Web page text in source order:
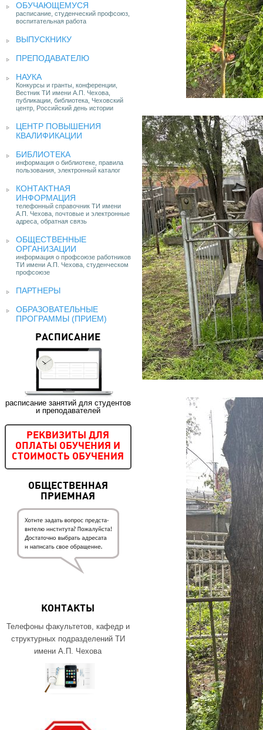
ОБУЧАЮЩЕМУСЯ
расписание, студенческий профсоюз,
воспитательная работа
ВЫПУСКНИКУ
ПРЕПОДАВАТЕЛЮ
НАУКА
Конкурсы и гранты, конференции,
Вестник ТИ имени А.П. Чехова,
публикации, библиотека, Чеховский
центр, Российский день истории
ЦЕНТР ПОВЫШЕНИЯ
КВАЛИФИКАЦИИ
БИБЛИОТЕКА
информация о библиотеке, правила
пользования, электронный каталог
КОНТАКТНАЯ
ИНФОРМАЦИЯ
телефонный справочник ТИ имени
А.П. Чехова, почтовые и электронные
адреса, обратная связь
ОБЩЕСТВЕННЫЕ
ОРГАНИЗАЦИИ
информация о профсоюзе работников
ТИ имени А.П. Чехова, студенческом
профсоюзе
ПАРТНЕРЫ
ОБРАЗОВАТЕЛЬНЫЕ
ПРОГРАММЫ (ПРИЕМ)
РАСПИСАНИЕ
расписание занятий для студентов
и преподавателей
РЕКВИЗИТЫ ДЛЯ
ОПЛАТЫ ОБУЧЕНИЯ И
СТОИМОСТЬ ОБУЧЕНИЯ
ОБЩЕСТВЕННАЯ
ПРИЕМНАЯ
КОНТАКТЫ
Телефоны факультетов, кафедр и
структурных подразделений ТИ
имени А.П. Чехова